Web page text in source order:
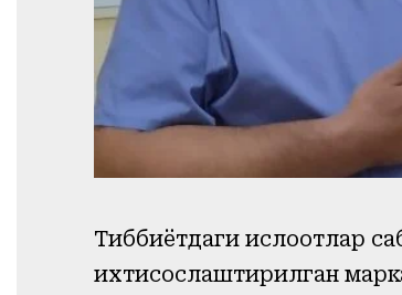
Тиббиётдаги ислоҳотлар
ихтисослаштирилган